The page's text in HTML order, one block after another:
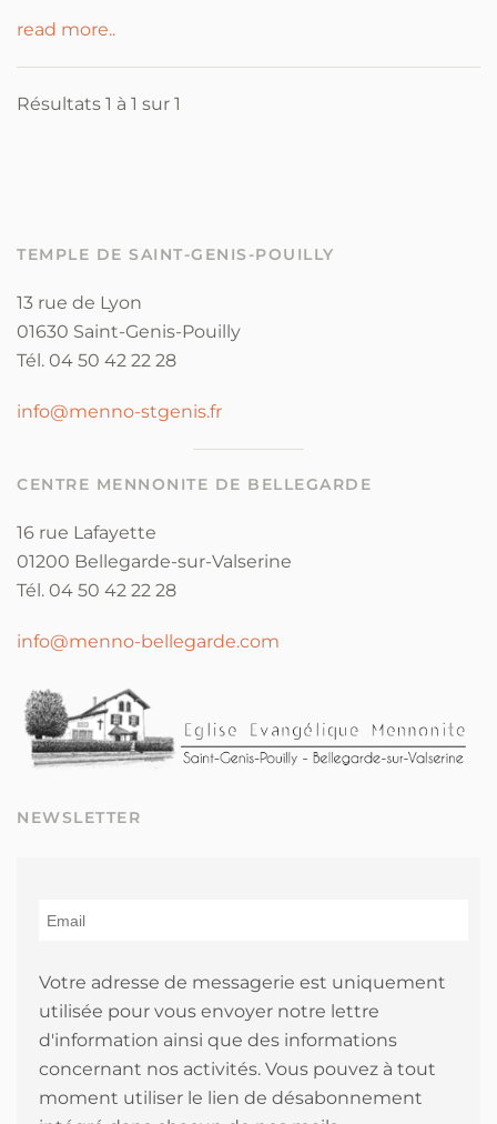
read more..
Résultats 1 à 1 sur 1
TEMPLE DE SAINT-GENIS-POUILLY
13 rue de Lyon
01630 Saint-Genis-Pouilly
Tél. 04 50 42 22 28
info@menno-stgenis.fr
CENTRE MENNONITE DE BELLEGARDE
16 rue Lafayette
01200 Bellegarde-sur-Valserine
Tél. 04 50 42 22 28
info@menno-bellegarde.com
NEWSLETTER
Votre adresse de messagerie est uniquement
utilisée pour vous envoyer notre lettre
d'information ainsi que des informations
concernant nos activités. Vous pouvez à tout
moment utiliser le lien de désabonnement